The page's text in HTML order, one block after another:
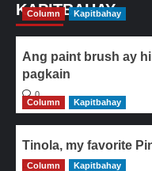
KAPITBAHAY
Column Kapitbahay
Ang paint brush ay
pagkain
0
Column
Kapitbahay
Tinola, my favorite
0
Column Kapitbahay